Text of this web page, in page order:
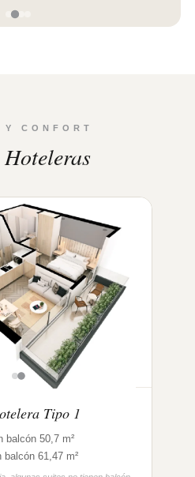
CONFORT
Tipo 1
balcón 50,7 m²
balcón 61,47 m²